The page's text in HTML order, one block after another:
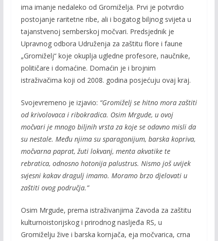
ima imanje nedaleko od Gromiželja. Prvi je potvrdio
postojanje raritetne ribe, ali i bogatog biljnog svijeta u
tajanstvenoj semberskoj močvari. Predsjednik je
Upravnog odbora Udruženja za zaštitu flore i faune
„Gromiželj“ koje okuplja ugledne profesore, naučnike,
političare i domaćine. Domaćin je i brojnim
istraživačima koji od 2008. godina posjećuju ovaj kraj.
Svojevremeno je izjavio: “Gromiželj se hitno mora zaštiti
od krivolovaca i ribokradica. Osim Mrgude, u ovoj
močvari je mnogo biljnih vrsta za koje se odavno misli da
su nestale. Među njima su sparagonijum, barska kopriva,
močvarna paprat, žuti lokvanj, menta akvatike te
rebratica, odnosno hotonija palustrus. Nismo još uvijek
svjesni kakav dragulj imamo. Moramo brzo djelovati u
zaštiti ovog područja.”
Osim Mrgude, prema istraživanjima Zavoda za zaštitu
kulturnoistorijskog i prirodnog nasljeđa RS, u
Gromiželju žive i barska kornjača, eja močvarica, crna